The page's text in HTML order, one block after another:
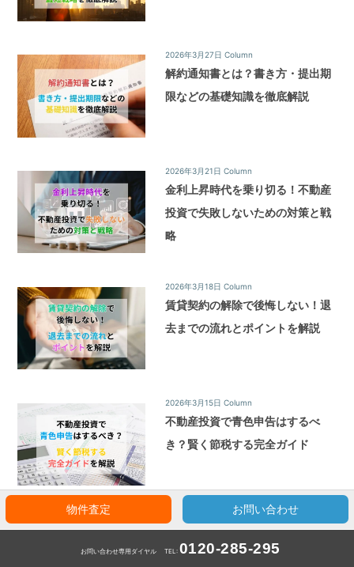
物件査定 お問い合わせ
お問い合わせ専用ダイヤル TEL: 0120-285-295
2026年3月27日 Column
解約通知書とは？書き方・提出期
限などの基礎知識を徹底解説
2026年3月21日 Column
金利上昇時代を乗り切る！不動産
投資で失敗しないための対策と戦
略
2026年3月18日 Column
賃貸契約の解除で後悔しない！退
去までの流れとポイントを解説
2026年3月15日 Column
不動産投資で青色申告はするべ
き？賢く節税する完全ガイド